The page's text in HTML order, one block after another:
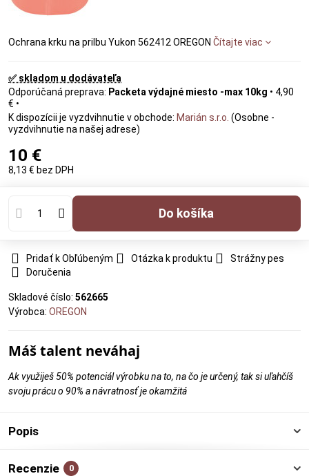
Ochrana krku na prilbu Yukon 562412 OREGON Čítajte viac
✅ skladom u dodávateľa
Packeta výdajné miesto -max 10kg • 4,90
€ •
Marián s.r.o. (Osobne -
vyzdvihnutie na našej adrese)
10 €
8,13 € bez DPH
Do košíka
Pridať k Obľúbeným Otázka k produktu
Strážny pes
Doručenia
Skladové číslo: 562665
Výrobca: OREGON
Máš talent neváhaj
Ak využiješ 50% potenciál výrobku na to, na čo je určený, tak si uľahčíš
svoju prácu o 90% a návratnosť je okamžitá
Popis
Recenzie 0